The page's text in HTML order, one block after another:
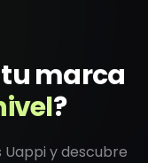
marca
?
y descubre